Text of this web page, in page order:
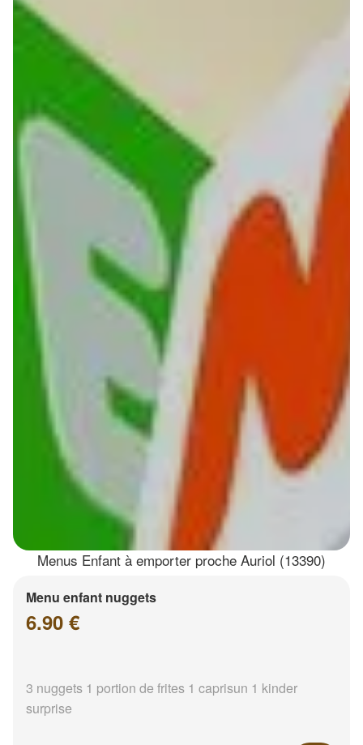
Menus Enfant à emporter proche Auriol (13390)
Menu enfant nuggets
6.90 €
3 nuggets 1 portion de frites 1 caprisun 1 kinder
surprise